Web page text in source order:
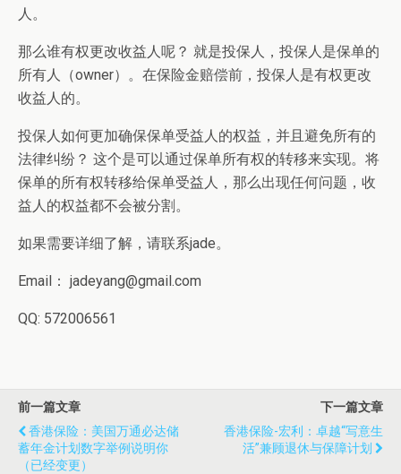
人。
那么谁有权更改收益人呢？ 就是投保人，投保人是保单的
所有人（owner）。在保险金赔偿前，投保人是有权更改
收益人的。
投保人如何更加确保保单受益人的权益，并且避免所有的
法律纠纷？ 这个是可以通过保单所有权的转移来实现。将
保单的所有权转移给保单受益人，那么出现任何问题，收
益人的权益都不会被分割。
如果需要详细了解，请联系jade。
Email： jadeyang@gmail.com
QQ: 572006561
前一篇文章
香港保险：美国万通必达储
蓄年金计划数字举例说明你
（已经变更）
下一篇文章
香港保险-宏利：卓越“写意生
活”兼顾退休与保障计划